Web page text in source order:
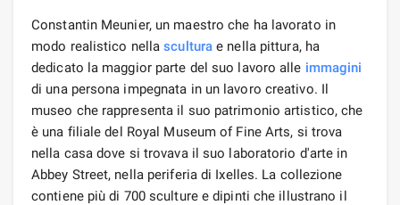
Constantin Meunier, un maestro che ha lavorato in
modo realistico nellascultura e nella pittura, ha
dedicato la maggior parte del suo lavoro alle immagini
di una persona impegnata in un lavoro creativo. Il
museo che rappresenta il suo patrimonio artistico, che
è una filiale del Royal Museum of Fine Arts, si trova
nella casa dove si trovava il suo laboratorio d'arte in
Abbey Street, nella periferia di Ixelles. La collezione
contiene più di 700 sculture e dipinti che illustrano il